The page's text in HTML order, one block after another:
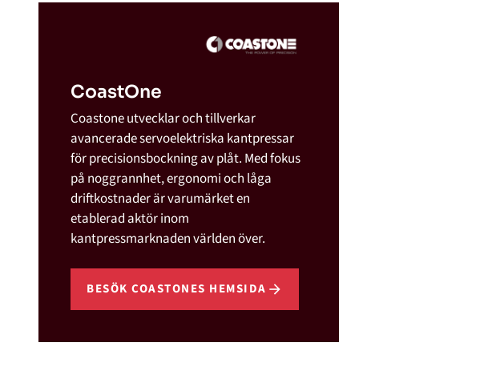
CoastOne
Coastone utvecklar och tillverkar
avancerade servoelektriska kantpressar
för precisionsbockning av plåt. Med fokus
på noggrannhet, ergonomi och låga
driftkostnader är varumärket en
etablerad aktör inom
kantpressmarknaden världen över.
BESÖK COASTONES HEMSIDA